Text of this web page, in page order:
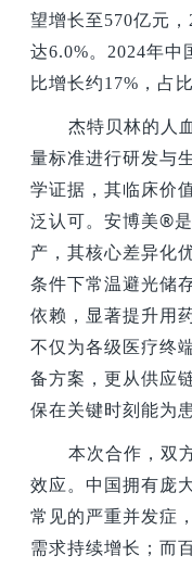
望增长至570亿元
达6.0%。2024年中
比增长约17%，占
杰特贝林的人
量标准进行研发与
学证据，其临床价
泛认可。安博美®
产，其核心差异化
条件下常温避光储
依赖，显著提升用
不仅为各级医疗终
备方案，更从供应
保在关键时刻能为
本次合作，双
效应。中国拥有庞
常见的严重并发症
需求持续增长；而